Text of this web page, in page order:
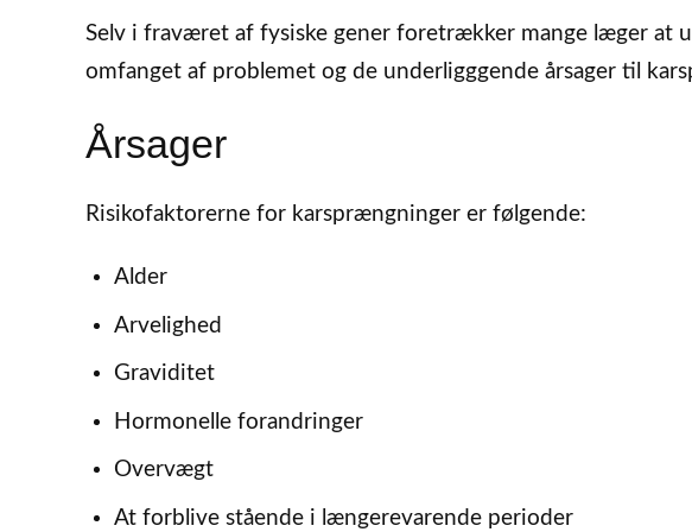
Selv i fraværet af fysiske gener foretrækker mange læger at
omfanget af problemet og de underligggende årsager til
Årsager
Risikofaktorerne for karsprængninger er følgende:
Alder
Arvelighed
Graviditet
Hormonelle forandringer
Overvægt
At forblive stående i længerevarende perioder